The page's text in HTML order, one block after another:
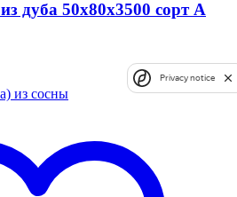
дуба 50x80x3500 сорт А
Privacy notice